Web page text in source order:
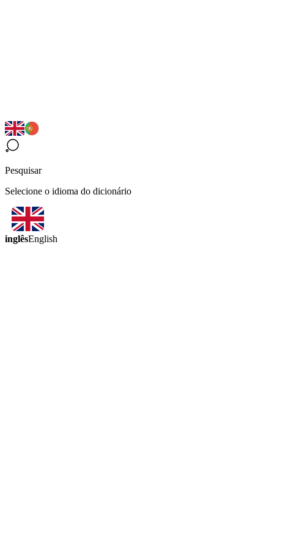
Pesquisar
Selecione o idioma do dicionário
inglêsEnglish